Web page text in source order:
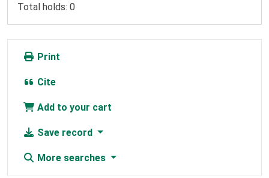
Total holds: 0
Print
Cite
Add to your cart
Save record
More searches